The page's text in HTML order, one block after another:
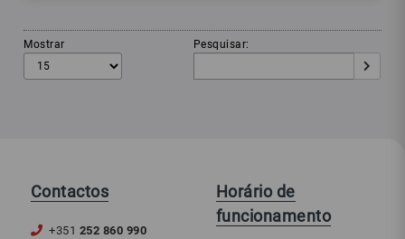
Mostrar Pesquisar:
Contactos
+351 252 860 990
Horário de
funcionamento